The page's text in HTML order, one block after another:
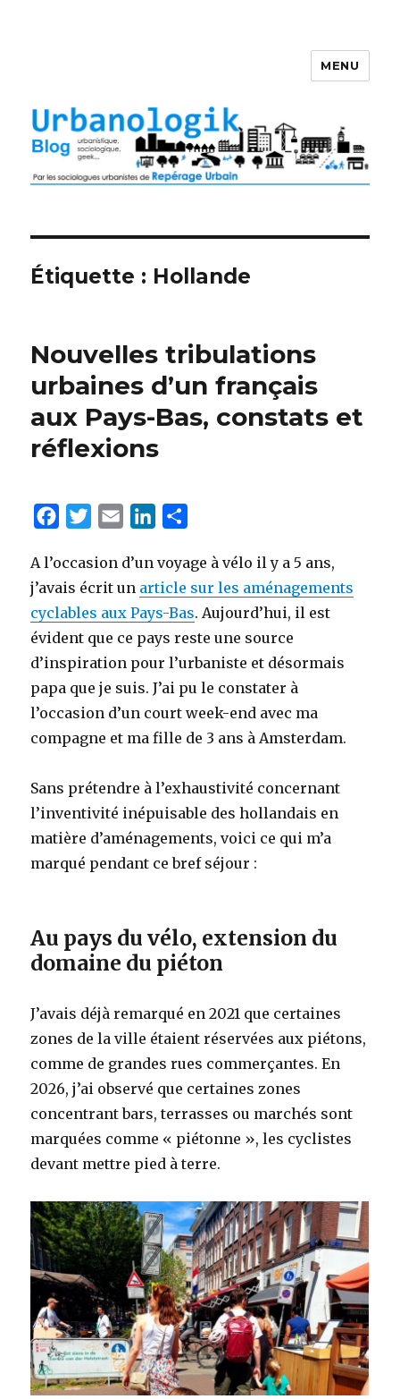
MENU
Étiquette : Hollande
Nouvelles tribulations
urbaines d’un français
aux Pays-Bas, constats et
réflexions
c
e
b
o
o
k
T
i
t
t
e
r
a
i
l
n
k
e
d
I
n
r
t
a
g
e
r
A l’occasion d’un voyage à vélo il y a 5 ans,
j’avais écrit un article sur les aménagements
cyclables aux Pays-Bas. Aujourd’hui, il est
évident que ce pays reste une source
d’inspiration pour l’urbaniste et désormais
papa que je suis. J’ai pu le constater à
l’occasion d’un court week-end avec ma
compagne et ma fille de 3 ans à Amsterdam.
Sans prétendre à l’exhaustivité concernant
l’inventivité inépuisable des hollandais en
matière d’aménagements, voici ce qui m’a
marqué pendant ce bref séjour :
Au pays du vélo, extension du
domaine du piéton
J’avais déjà remarqué en 2021 que certaines
zones de la ville étaient réservées aux piétons,
comme de grandes rues commerçantes. En
2026, j’ai observé que certaines zones
concentrant bars, terrasses ou marchés sont
marquées comme « piétonne », les cyclistes
devant mettre pied à terre.